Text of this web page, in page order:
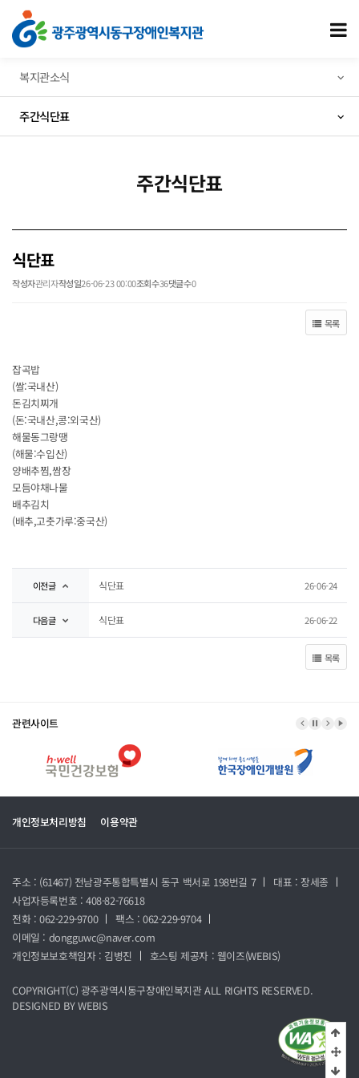
식단표 > 주간식단표
복지관소식
주간식단표
주간식단표
식단표
작성자관리자작성일26-06-23 00:00조회수36댓글수0
목록
잡곡밥
(쌀:국내산)
돈김치찌개
(돈:국내산,콩:외국산)
해물동그랑땡
(해물:수입산)
양배추찜,쌈장
모듬야채나물
배추김치
(배추,고춧가루:중국산)
이전글 식단표 26-06-24
다음글 식단표 26-06-22
목록
관련사이트 이전 배너
배너 정지
다음배
개인정보처리방침 이용약관
주소 : (61467) 전남광주통합특별시 동구 백서로 198번길 7
대표 : 장세종
사업자등록번호 : 408-82-76618
전화 : 062-229-9700
팩스 : 062-229-9704
이메일 : dongguwc@naver.com
개인정보보호책임자 : 김병진
호스팅 제공자 : 웹이즈(WEBIS)
COPYRIGHT(C) 광주광역시동구장애인복지관ALL RIGHTS RESERVED.
DESIGNED BYWEBIS
중